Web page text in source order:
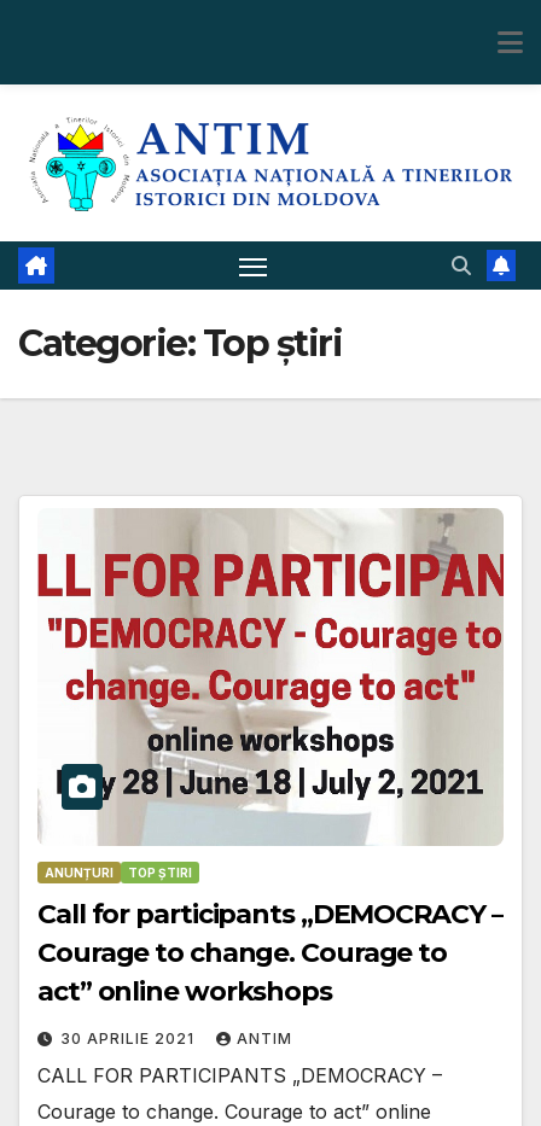
content
Categorie:Top știri
ANUNȚURI TOP ȘTIRI
Call for participants „DEMOCRACY –
Courage to change. Courage to
act” online workshops
30 APRILIE 2021 ANTIM
CALL FOR PARTICIPANTS „DEMOCRACY –
Courage to change. Courage to act” online